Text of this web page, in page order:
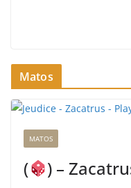
Matos
MATOS
( ) –